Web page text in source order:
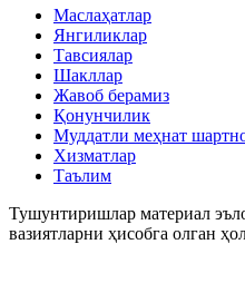
Маслаҳатлар
Янгиликлар
Тавсиялар
Шакллар
Жавоб берамиз
Қонунчилик
Муддатли меҳнат
Хизматлар
Таълим
Тушунтиришлар материал
вазиятларни ҳисобга олган